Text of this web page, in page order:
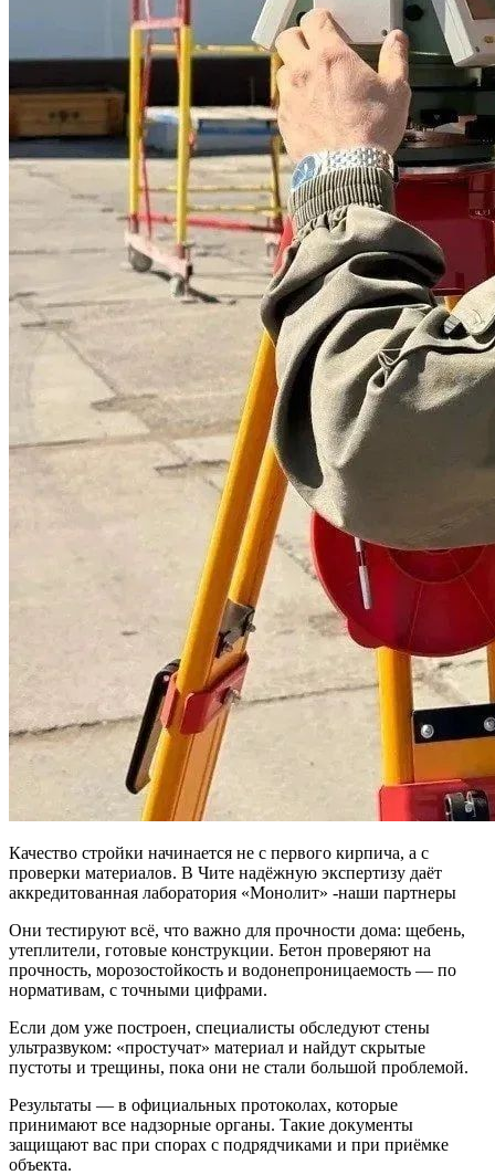
Качество стройки начинается не с первого кирпича, а с
проверки материалов. В Чите надёжную экспертизу даёт
аккредитованная лаборатория «Монолит» -наши партнеры
Они тестируют всё, что важно для прочности дома: щебень,
утеплители, готовые конструкции. Бетон проверяют на
прочность, морозостойкость и водонепроницаемость — по
нормативам, с точными цифрами.
Если дом уже построен, специалисты обследуют стены
ультразвуком: «простучат» материал и найдут скрытые
пустоты и трещины, пока они не стали большой проблемой.
Результаты — в официальных протоколах, которые
принимают все надзорные органы. Такие документы
защищают вас при спорах с подрядчиками и при приёмке
объекта.